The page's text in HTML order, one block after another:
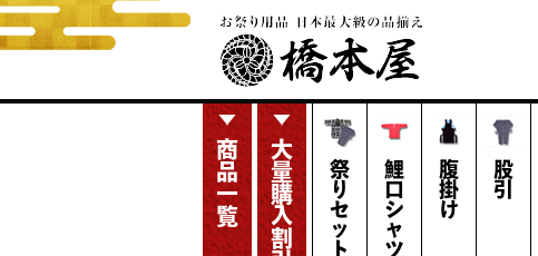
商品一覧 大量購入割引 祭りセット 鯉口シャツ 腹掛け 股引